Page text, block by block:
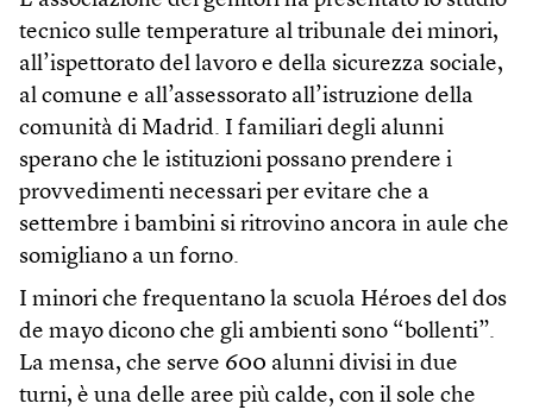
tecnico sulle temperature al tribunale dei minori,
all’ispettorato del lavoro e della sicurezza sociale,
al comune e all’assessorato all’istruzione della
comunità di Madrid. I familiari degli alunni
sperano che le istituzioni possano prendere i
provvedimenti necessari per evitare che a
settembre i bambini si ritrovino ancora in aule che
somigliano a un forno.
I minori che frequentano la scuola Héroes del dos
de mayo dicono che gli ambienti sono “bollenti”.
La mensa, che serve 600 alunni divisi in due
turni, è una delle aree più calde, con il sole che